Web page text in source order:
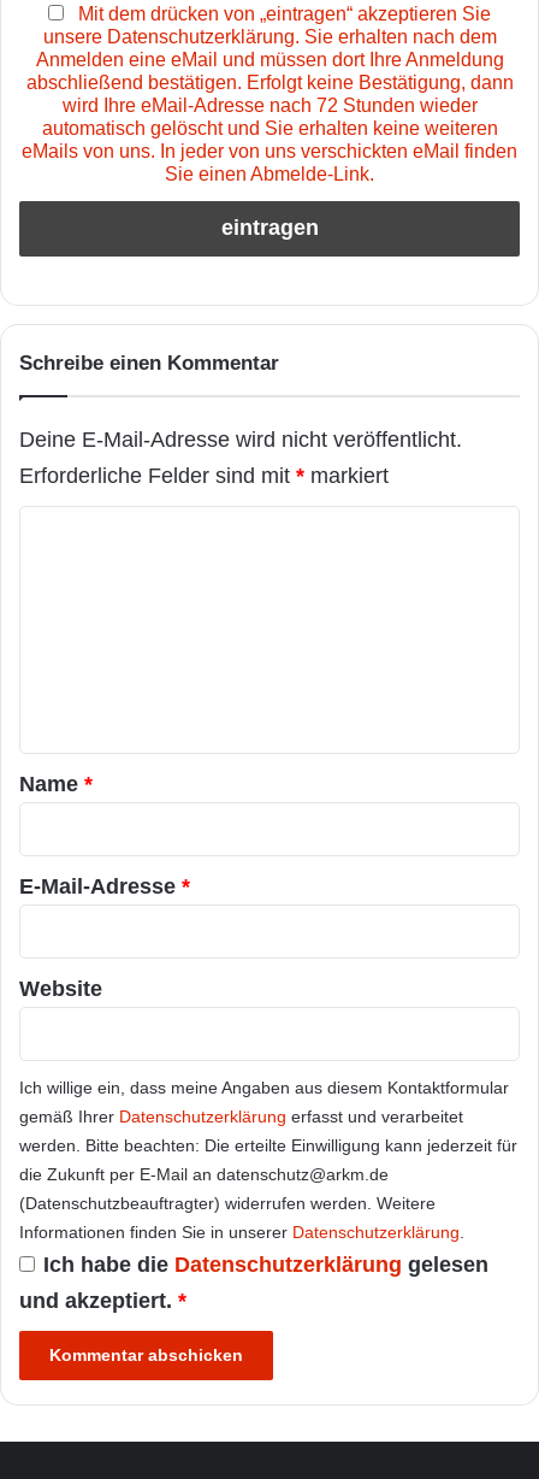
Mit dem drücken von „eintragen“ akzeptieren Sie
unsere Datenschutzerklärung. Sie erhalten nach dem
Anmelden eine eMail und müssen dort Ihre Anmeldung
abschließend bestätigen. Erfolgt keine Bestätigung, dann
wird Ihre eMail-Adresse nach 72 Stunden wieder
automatisch gelöscht und Sie erhalten keine weiteren
eMails von uns. In jeder von uns verschickten eMail finden
Sie einen Abmelde-Link.
Schreibe einen Kommentar
Deine E-Mail-Adresse wird nicht veröffentlicht.
Erforderliche Felder sind mit * markiert
a
r
*
Name *
E-Mail-Adresse *
Website
Ich willige ein, dass meine Angaben aus diesem Kontaktformular
gemäß Ihrer Datenschutzerklärung erfasst und verarbeitet
werden. Bitte beachten: Die erteilte Einwilligung kann jederzeit für
die Zukunft per E-Mail an datenschutz@arkm.de
(Datenschutzbeauftragter) widerrufen werden. Weitere
Informationen finden Sie in unserer Datenschutzerklärung
Ich habe die Datenschutzerklärung gelesen
und akzeptiert. *